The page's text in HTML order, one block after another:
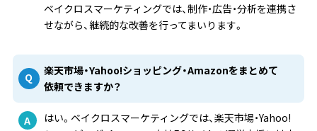
ベイクロスマーケティングでは、制作・広告・分析を連携さ
せながら、継続的な改善を行ってまいります。
楽天市場・Yahoo!ショッピング・Amazonをまとめて
依頼できますか？
はい。ベイクロスマーケティングでは、楽天市場・Yahoo!